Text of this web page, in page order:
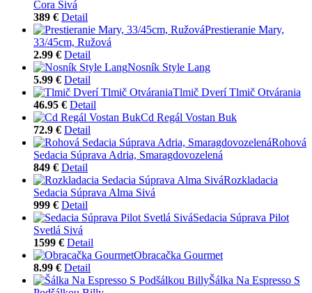
Cora Sivá
389 € Detail
Prestieranie Mary,
33/45cm, Ružová
2.99 € Detail
Nosník Style Lang
5.99 € Detail
Tlmič Dverí Tlmič Otvárania
46.95 € Detail
Cd Regál Vostan Buk
72.9 € Detail
Rohová
Sedacia Súprava Adria, Smaragdovozelená
849 € Detail
Rozkladacia
Sedacia Súprava Alma Sivá
999 € Detail
Sedacia Súprava Pilot
Svetlá Sivá
1599 € Detail
Obracačka Gourmet
8.99 € Detail
Šálka Na Espresso S